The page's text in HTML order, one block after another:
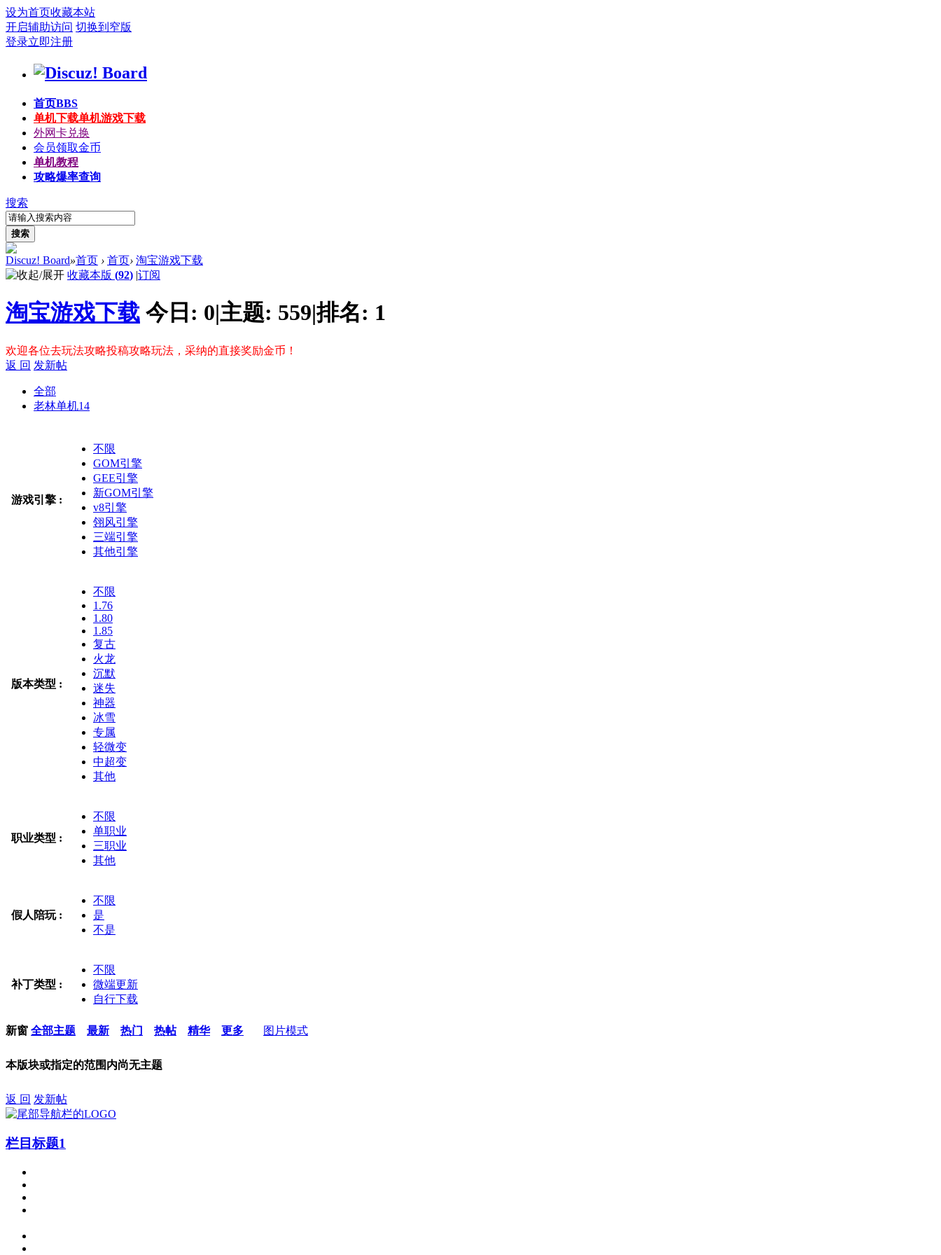
设为首页收藏本站
开启辅助访问 切换到窄版
登录立即注册
首页BBS
单机下载单机游戏下载
外网卡兑换
会员领取金币
单机教程
攻略爆率查询
搜索
搜索
Discuz! Board»首页 › 首页› 淘宝游戏下载
收藏本版 (92) |订阅
淘宝游戏下载 今日: 0|主题: 559|排名: 1
欢迎各位去玩法攻略投稿攻略玩法，采纳的直接奖励金币！
返 回 发新帖
全部
老林单机14
游戏引擎 :
不限
GOM引擎
GEE引擎
新GOM引擎
v8引擎
翎风引擎
三端引擎
其他引擎
版本类型 :
不限
1.76
1.80
1.85
复古
火龙
沉默
迷失
神器
冰雪
专属
轻微变
中超变
其他
职业类型 :
不限
单职业
三职业
其他
假人陪玩 :
不限
是
不是
补丁类型 :
不限
微端更新
自行下载
新窗 全部主题 最新 热门 热帖 精华 更多 图片模式
本版块或指定的范围内尚无主题
返 回 发新帖
栏目标题1